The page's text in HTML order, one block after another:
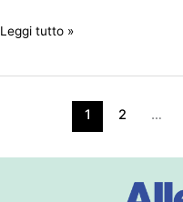
Leggi tutto »
1 2 …